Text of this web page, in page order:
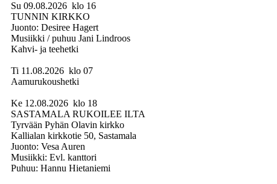
Su 09.08.2026 klo 16
TUNNIN KIRKKO
Juonto: Desiree Hagert
Musiikki / puhuu Jani Lindroos
Kahvi- ja teehetki
Ti 11.08.2026 klo 07
Aamurukoushetki
Ke 12.08.2026 klo 18
SASTAMALA RUKOILEE ILTA
Tyrvään Pyhän Olavin kirkko
Kallialan kirkkotie 50, Sastamala
Juonto: Vesa Auren
Musiikki: Evl. kanttori
Puhuu: Hannu Hietaniemi